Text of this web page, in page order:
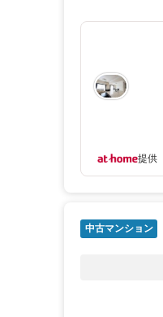
提供
中古マンション